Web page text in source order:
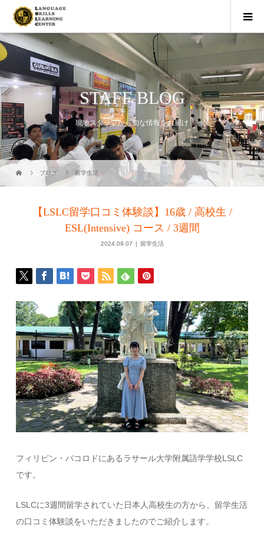
STAFF BLOG
現地スタッフから旬な情報をお届け
ブログ 留学生活
【LSLC留学口コミ体験談】16歳 / 高校生 /
ESL(Intensive) コース / 3週間
2024.09.07 留学生活
フィリピン・バコロドにあるラサール大学附属語学学校LSLC
です。
LSLCに3週間留学されていた日本人高校生の方から、留学生活
の口コミ体験談をいただきましたのでご紹介します。